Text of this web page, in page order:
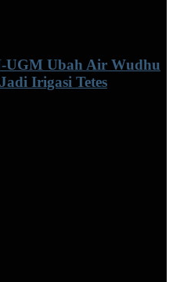
UGM Ubah Air Wudhu
Irigasi Tetes